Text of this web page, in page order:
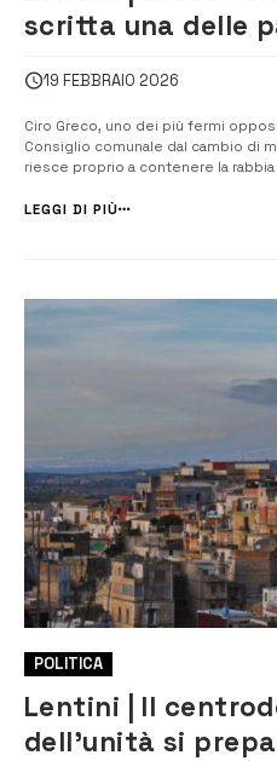
scritta una delle
politica della città
19 FEBBRAIO 2026
Ciro Greco, uno dei più fermi
Consiglio comunale dal cambio di
riesce proprio a contenere la rabbia
stata scritta una delle pagine più
LEGGI DI PIÙ
POLITICA
Lentini | Il
dell’unità si